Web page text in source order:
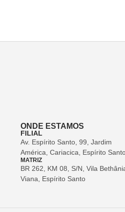
ONDE ESTAMOS
FILIAL
Av. Espírito Santo, 99, Jardim
América, Cariacica, Espírito
MATRIZ
BR 262, KM 08, S/N, Vila
Viana, Espírito Santo